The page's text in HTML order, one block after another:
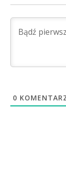
0